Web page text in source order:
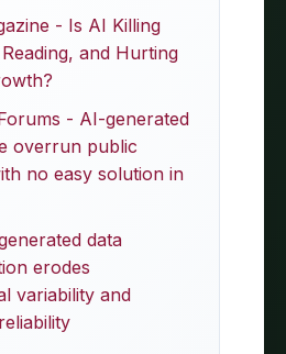
- Is AI Killing
and Hurting
- AI-generated
overrun public
no easy solution in
data
erodes
variability and